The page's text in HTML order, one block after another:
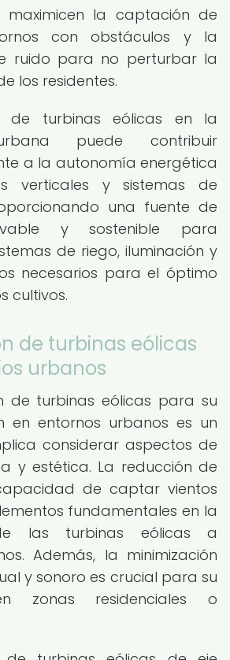
la captación de
con obstáculos y la
ruido para no perturbar la
los residentes.
de turbinas eólicas en la
puede contribuir
a la autonomía energética
verticales y sistemas de
una fuente de
y sostenible para
de riego, iluminación y
necesarios para el óptimo
cultivos.
de turbinas eólicas
urbanos
de turbinas eólicas para su
en entornos urbanos es un
considerar aspectos de
y estética. La reducción de
de captar vientos
fundamentales en la
las turbinas eólicas a
Además, la minimización
y sonoro es crucial para su
zonas residenciales o